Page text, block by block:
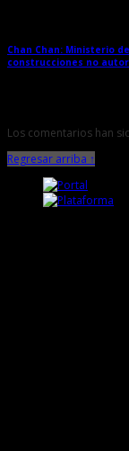
Chan Chan: Ministerio
construcciones no
Los comentarios han
Regresar arriba ↑